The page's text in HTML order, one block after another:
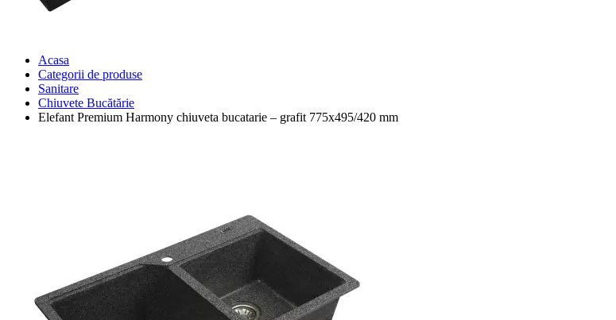
Acasa
Categorii de produse
Sanitare
Chiuvete Bucătărie
Elefant Premium Harmony chiuveta bucatarie – grafit 775x495/420 mm